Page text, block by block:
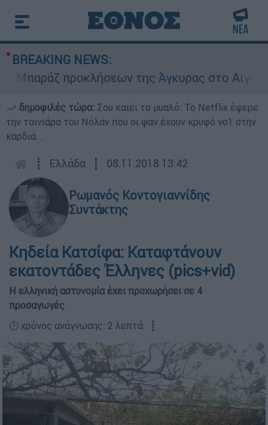
BREAKING NEWS:
προκλήσεων της Άγκυρας στο Αιγαίο:
δημοφιλές τώρα: Σου καίει το μυαλό: Το Netflix έφερε
την ταινιάρα του Νόλαν που οι φαν έχουν κρυφό νο1 στην
καρδιά...
┋ Ελλάδα ┋ 08.11.2018 13:42
Ρωμανός Κοντογιαννίδης
Συντάκτης
Κηδεία Κατσίφα: Καταφτάνουν
εκατοντάδες Έλληνες (pics+vid)
Η ελληνική αστυνομία έχει προχωρήσει σε 4
προσαγωγές
🕛 χρόνος ανάγνωσης: 2 λεπτά ┋